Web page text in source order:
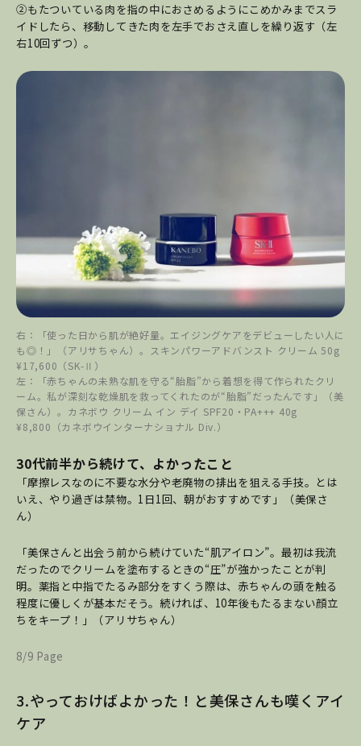
②もたついている肉を指の中におさめるようにこめかみまでスラ
イドしたら、移動してきた肉を左手でおさえ直しを繰り返す（左
右10回ずつ）。
右：「使った日から肌が絶好量。エイジングケアをデビューしたい人に
も◎！」（アリサちゃん）。スキンパワーアドバンスト クリーム 50g
¥17,600（SK-Ⅱ）
左：「赤ちゃんの未熟な肌を守る“胎脂”から着想を得て作られたクリ
ーム。私が深刻な乾燥肌を救ってくれたのが“胎脂”だったんです」（美
保さん）。カネボウ クリーム イン デイ SPF20・PA+++ 40g
¥8,800（カネボウインターナショナル Div.）
30代前半から続けて、よかったこと
「摩擦レスなのに不要な水分や老廃物の排出を狙える手技。とは
いえ、やり過ぎは禁物。1日1回、朝がおすすめです」（美保さ
ん）
「美保さんと出会う前から続けていた“肌アイロン”。最初は我流
だったのでクリームを塗布するときの“圧”が強かったことが判
明。薬指と中指でたるみ部分をすくう際は、赤ちゃんの頭を触る
程度に優しくが基本だそう。続ければ、10年後もたるまない顔立
ちをキープ！」（アリサちゃん）
8/9 Page
3.やっておけばよかった！と美保さんも嘆くアイ
ケア